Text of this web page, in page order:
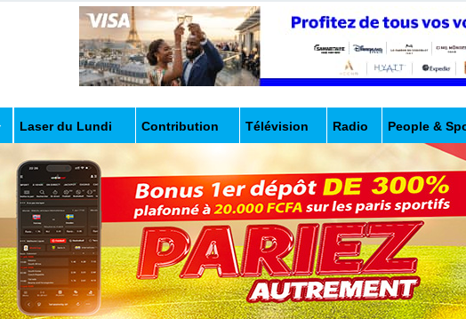
Laser du Lundi Contribution Télévision Radio People &